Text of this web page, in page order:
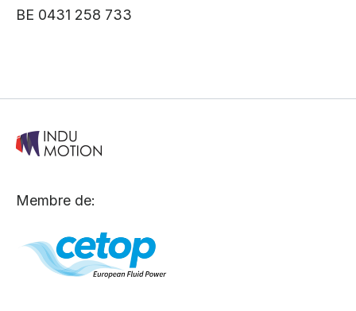
BE 0431 258 733
Membre de: